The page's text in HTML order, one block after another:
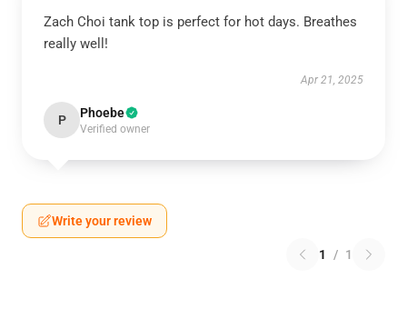
Zach Choi tank top is perfect for hot days. Breathes
really well!
Apr 21, 2025
P Phoebe
Verified owner
Write your review
1 / 1